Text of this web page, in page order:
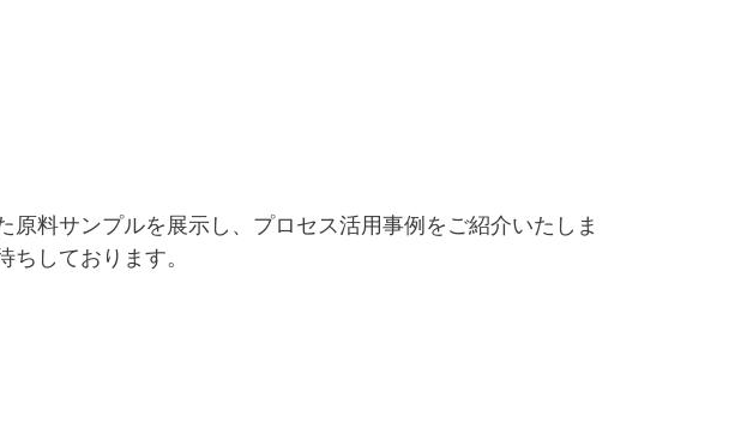
料サンプルを展示し、プロセス活用事例をご紹介いたしま
しております。